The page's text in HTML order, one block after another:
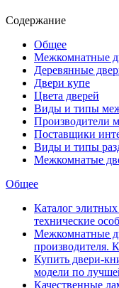
Содержание
Общее
Межкомнатные
Деревянные
Двери купе
Цвета дверей
Виды и типы
Производители
Поставщики
Виды и типы
Межкомнатые
Общее
Каталог
технические
Межкомнатные
производителя.
Купить двери-
модели по
Качественные